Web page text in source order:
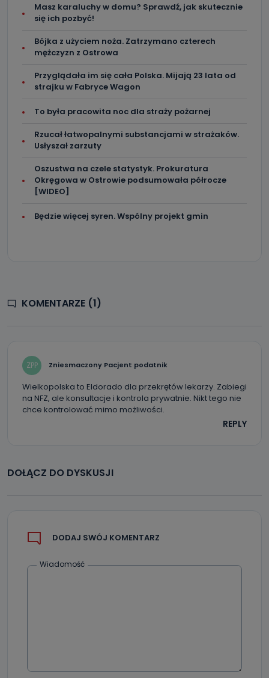
Masz karaluchy w domu? Sprawdź, jak skutecznie
się ich pozbyć!
Bójka z użyciem noża. Zatrzymano czterech
mężczyzn z Ostrowa
Przyglądała im się cała Polska. Mijają 23 lata od
strajku w Fabryce Wagon
To była pracowita noc dla straży pożarnej
Rzucał łatwopalnymi substancjami w strażaków.
Usłyszał zarzuty
Oszustwa na czele statystyk. Prokuratura
Okręgowa w Ostrowie podsumowała półrocze
[WIDEO]
Będzie więcej syren. Wspólny projekt gmin
KOMENTARZE (1)
ZPP Zniesmaczony Pacjent podatnik
Wielkopolska to Eldorado dla przekrętów lekarzy. Zabiegi
na NFZ, ale konsultacje i kontrola prywatnie. Nikt tego nie
chce kontrolować mimo możliwości.
REPLY
DOŁĄCZ DO DYSKUSJI
DODAJ SWÓJ KOMENTARZ
Wiadomość